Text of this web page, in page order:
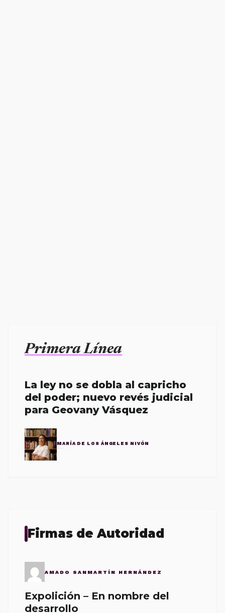
Primera Línea
La ley no se dobla al capricho
del poder; nuevo revés judicial
para Geovany Vásquez
MARÍA DE LOS ÁNGELES NIVÓN
Firmas de Autoridad
AMADO SANMARTÍN HERNÁNDEZ
Expolición – En nombre del
desarrollo